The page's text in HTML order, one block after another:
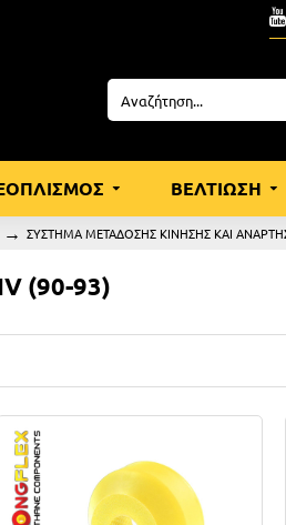
ΒΕΛΤΙΩΣΗ
ΣΥΣΤΗΜΑ ΜΕΤΑΔΟΣΗΣ ΚΙΝΗΣΗΣ ΚΑΙ
(90-93)